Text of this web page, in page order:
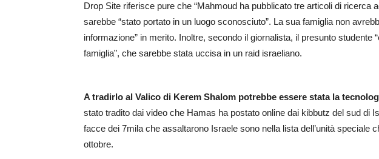
Drop Site riferisce pure che “Mahmoud ha pubblicato tre articoli di ricerca
sarebbe “stato portato in un luogo sconosciuto”. La sua famiglia non
informazione” in merito. Inoltre, secondo il giornalista, il presunto studente
famiglia”, che sarebbe stata uccisa in un raid israeliano.
A tradirlo al Valico di Kerem Shalom potrebbe essere stata la
stato tradito dai video che Hamas ha postato online dai kibbutz del sud di
facce dei 7mila che assaltarono Israele sono nella lista dell’unità speciale
ottobre.